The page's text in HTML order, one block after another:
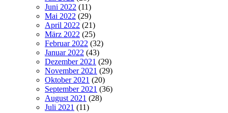
Juni 2022 (11)
Mai 2022 (29)
April 2022 (21)
März 2022 (25)
Februar 2022 (32)
Januar 2022 (43)
Dezember 2021 (29)
November 2021 (29)
Oktober 2021 (20)
September 2021 (36)
August 2021 (28)
Juli 2021 (11)